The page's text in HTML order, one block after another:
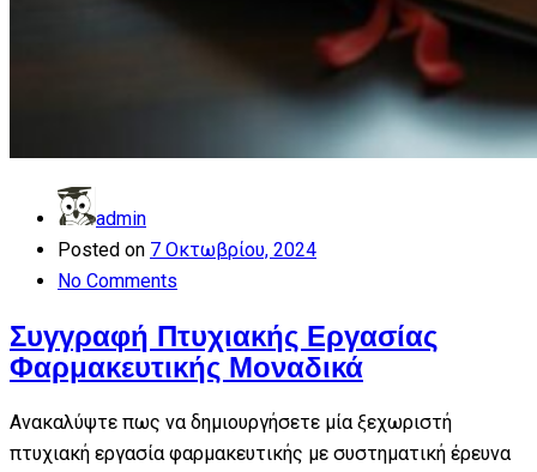
admin
Posted on 7 Οκτωβρίου, 2024
No Comments
Συγγραφή Πτυχιακής Εργασίας
Φαρμακευτικής Μοναδικά
Ανακαλύψτε πως να δημιουργήσετε μία ξεχωριστή
πτυχιακή εργασία φαρμακευτικής με συστηματική έρευνα